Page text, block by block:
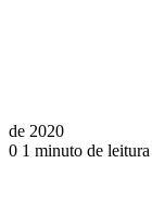
de 2020
0 1 minuto de leitura